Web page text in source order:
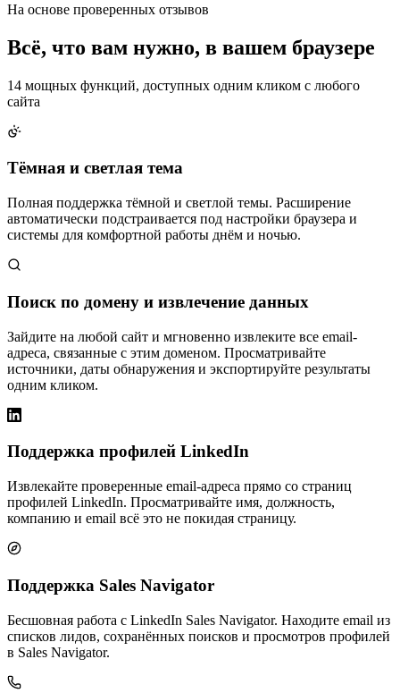
На основе проверенных отзывов
Всё, что вам нужно, в вашем браузере
14 мощных функций, доступных одним кликом с любого
сайта
Тёмная и светлая тема
Полная поддержка тёмной и светлой темы. Расширение
автоматически подстраивается под настройки браузера и
системы для комфортной работы днём и ночью.
Поиск по домену и извлечение данных
Зайдите на любой сайт и мгновенно извлеките все email-
адреса, связанные с этим доменом. Просматривайте
источники, даты обнаружения и экспортируйте результаты
одним кликом.
Поддержка профилей LinkedIn
Извлекайте проверенные email-адреса прямо со страниц
профилей LinkedIn. Просматривайте имя, должность,
компанию и email всё это не покидая страницу.
Поддержка Sales Navigator
Бесшовная работа с LinkedIn Sales Navigator. Находите email из
списков лидов, сохранённых поисков и просмотров профилей
в Sales Navigator.